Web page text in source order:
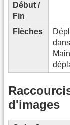
Début /
Fin
Flèches
d'images